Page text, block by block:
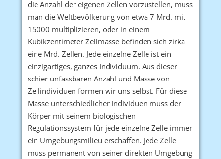
die Anzahl der eigenen Zellen vorzustellen, muss
man die Weltbevölkerung von etwa 7 Mrd. mit
15000 multiplizieren, oder in einem
Kubikzentimeter Zellmasse befinden sich zirka
eine Mrd. Zellen. Jede einzelne Zelle ist ein
einzigartiges, ganzes Individuum. Aus dieser
schier unfassbaren Anzahl und Masse von
Zellindividuen formen wir uns selbst. Für diese
Masse unterschiedlicher Individuen muss der
Körper mit seinem biologischen
Regulationssystem für jede einzelne Zelle immer
ein Umgebungsmilieu erschaffen. Jede Zelle
muss permanent von seiner direkten Umgebung